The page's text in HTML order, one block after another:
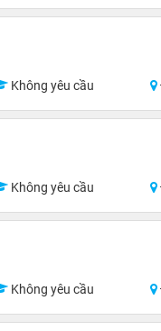
Không yêu cầu
Không yêu cầu
Không yêu cầu